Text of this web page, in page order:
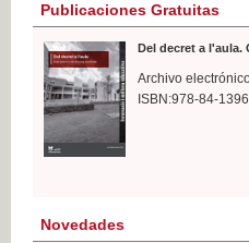
Publicaciones Gratuitas
Del decret a l'aula.
Archivo
ISBN:978-84-
Novedades